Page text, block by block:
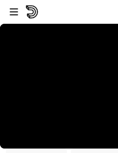
Skip to player
Skip to main content